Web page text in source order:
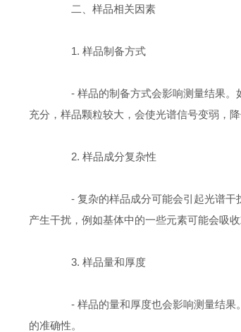
二、样品相关因素
1. 样品制备方式
- 样品的制备方式会影响测量结果。如
充分，样品颗粒较大，会使光谱信号变弱，降
2. 样品成分复杂性
- 复杂的样品成分可能会引起光谱干扰
产生干扰，例如基体中的一些元素可能会吸
3. 样品量和厚度
- 样品的量和厚度也会影响测量结果。
的准确性。